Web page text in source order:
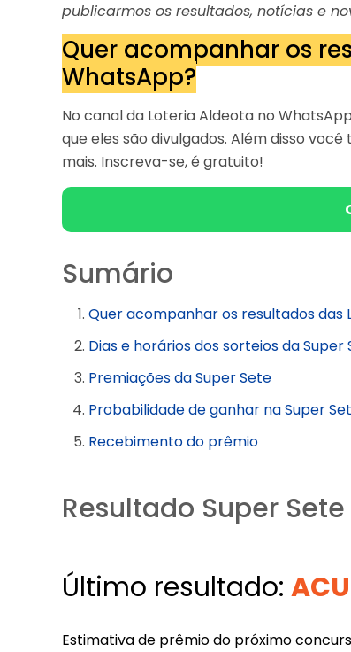
publicarmos os resultados, notícias e
Quer acompanhar os
WhatsApp?
No canal da Loteria Aldeota no
que eles são divulgados. Além disso
mais. Inscreva-se, é gratuito!
Sumário
Quer acompanhar os resultados das
Dias e horários dos sorteios da Super
Premiações da Super Sete
Probabilidade de ganhar na Super
Recebimento do prêmio
Resultado Super
Último resultado:
Estimativa de prêmio do próximo